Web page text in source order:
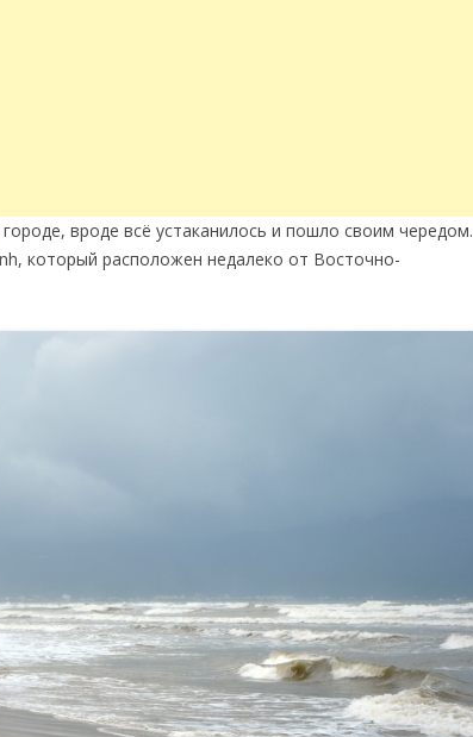
городе, вроде всё устаканилось и пошло своим чередом.
который расположен недалеко от Восточно-